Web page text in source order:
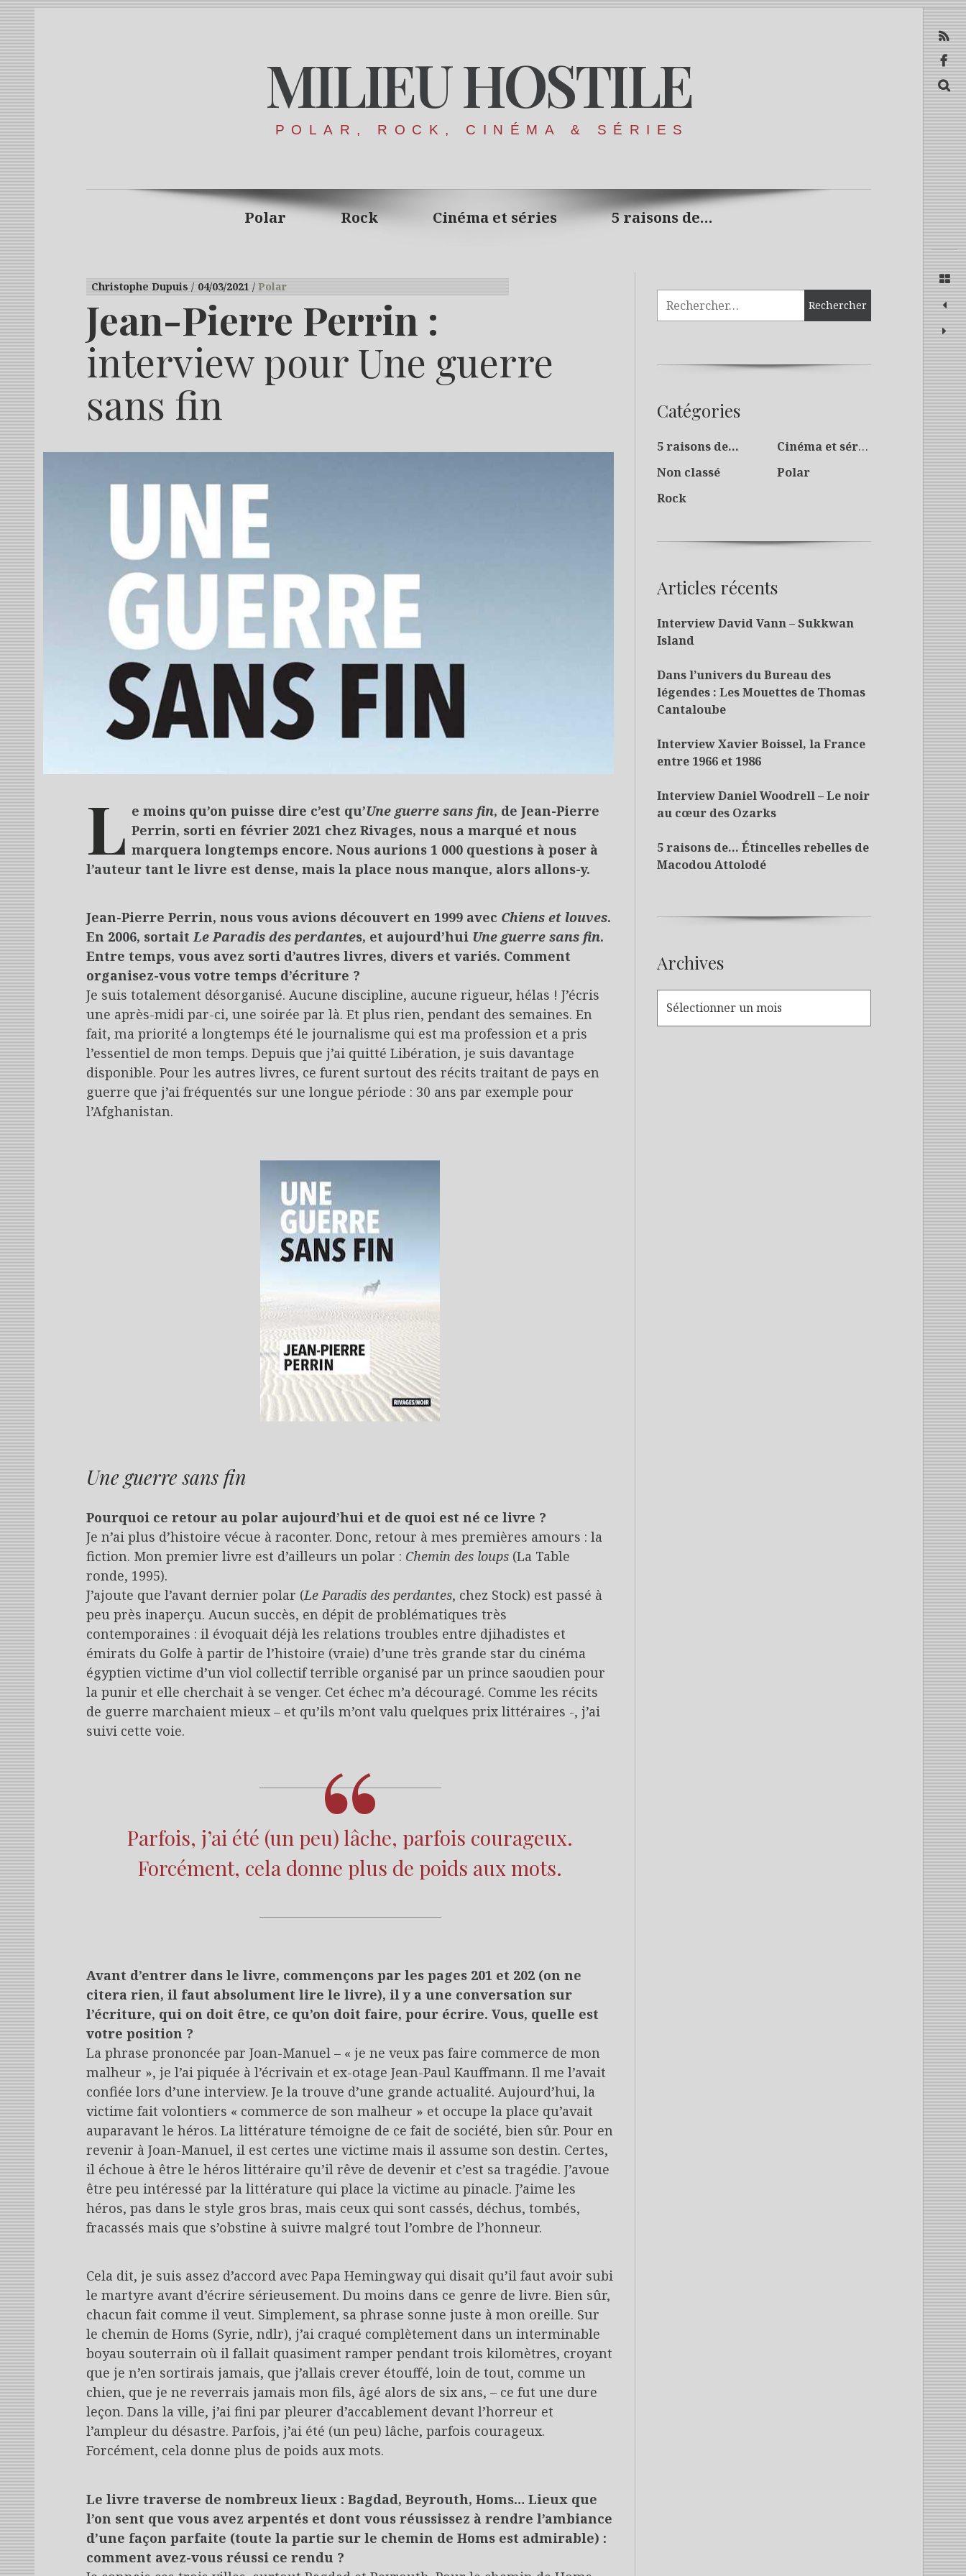
MILIEU HOSTILE
POLAR, ROCK, CINÉMA & SÉRIES
Polar Rock Cinéma et séries 5 raisons de…
Christophe Dupuis 04/03/2021 Polar
Jean-Pierre Perrin :
interview pour Une guerre
sans fin
L e moins qu’on puisse dire c’est qu’Une guerre sans fin, de Jean-Pierre
Perrin, sorti en février 2021 chez Rivages, nous a marqué et nous
marquera longtemps encore. Nous aurions 1 000 questions à poser à
l’auteur tant le livre est dense, mais la place nous manque, alors allons-y.
Jean-Pierre Perrin, nous vous avions découvert en 1999 avec Chiens et louves.
En 2006, sortaitLe Paradis des perdantes, et aujourd’hui Une guerre sans fin.
Entre temps, vous avez sorti d’autres livres, divers et variés. Comment
organisez-vous votre temps d’écriture ?
Je suis totalement désorganisé. Aucune discipline, aucune rigueur, hélas ! J’écris
une après-midi par-ci, une soirée par là. Et plus rien, pendant des semaines. En
fait, ma priorité a longtemps été le journalisme qui est ma profession et a pris
l’essentiel de mon temps. Depuis que j’ai quitté Libération, je suis davantage
disponible. Pour les autres livres, ce furent surtout des récits traitant de pays en
guerre que j’ai fréquentés sur une longue période : 30 ans par exemple pour
l’Afghanistan.
Une guerre sans fin
Pourquoi ce retour au polar aujourd’hui et de quoi est né ce livre ?
Je n’ai plus d’histoire vécue à raconter. Donc, retour à mes premières amours : la
fiction. Mon premier livre est d’ailleurs un polar : Chemin des loups (La Table
ronde, 1995).
J’ajoute que l’avant dernier polar (Le Paradis des perdantes, chez Stock) est passé à
peu près inaperçu. Aucun succès, en dépit de problématiques très
contemporaines : il évoquait déjà les relations troubles entre djihadistes et
émirats du Golfe à partir de l’histoire (vraie) d’une très grande star du cinéma
égyptien victime d’un viol collectif terrible organisé par un prince saoudien pour
la punir et elle cherchait à se venger. Cet échec m’a découragé. Comme les récits
de guerre marchaient mieux – et qu’ils m’ont valu quelques prix littéraires -, j’ai
suivi cette voie.
Parfois, j’ai été (un peu) lâche, parfois courageux.
Forcément, cela donne plus de poids aux mots.
Avant d’entrer dans le livre, commençons par les pages 201 et 202 (on ne
citera rien, il faut absolument lire le livre), il y a une conversation sur
l’écriture, qui on doit être, ce qu’on doit faire, pour écrire. Vous, quelle est
votre position ?
La phrase prononcée par Joan-Manuel – « je ne veux pas faire commerce de mon
malheur », je l’ai piquée à l’écrivain et ex-otage Jean-Paul Kauffmann. Il me l’avait
confiée lors d’une interview. Je la trouve d’une grande actualité. Aujourd’hui, la
victime fait volontiers « commerce de son malheur » et occupe la place qu’avait
auparavant le héros. La littérature témoigne de ce fait de société, bien sûr. Pour en
revenir à Joan-Manuel, il est certes une victime mais il assume son destin. Certes,
il échoue à être le héros littéraire qu’il rêve de devenir et c’est sa tragédie. J’avoue
être peu intéressé par la littérature qui place la victime au pinacle. J’aime les
héros, pas dans le style gros bras, mais ceux qui sont cassés, déchus, tombés,
fracassés mais que s’obstine à suivre malgré tout l’ombre de l’honneur.
Cela dit, je suis assez d’accord avec Papa Hemingway qui disait qu’il faut avoir subi
le martyre avant d’écrire sérieusement. Du moins dans ce genre de livre. Bien sûr,
chacun fait comme il veut. Simplement, sa phrase sonne juste à mon oreille. Sur
le chemin de Homs (Syrie, ndlr), j’ai craqué complètement dans un interminable
boyau souterrain où il fallait quasiment ramper pendant trois kilomètres, croyant
que je n’en sortirais jamais, que j’allais crever étouffé, loin de tout, comme un
chien, que je ne reverrais jamais mon fils, âgé alors de six ans, – ce fut une dure
leçon. Dans la ville, j’ai fini par pleurer d’accablement devant l’horreur et
l’ampleur du désastre. Parfois, j’ai été (un peu) lâche, parfois courageux.
Forcément, cela donne plus de poids aux mots.
Le livre traverse de nombreux lieux : Bagdad, Beyrouth, Homs… Lieux que
l’on sent que vous avez arpentés et dont vous réussissez à rendre l’ambiance
d’une façon parfaite (toute la partie sur le chemin de Homs est admirable) :
comment avez-vous réussi ce rendu ?
Catégories
5 raisons de…
Cinéma et séries
Non classé
Polar
Rock
Articles récents
Interview David Vann – Sukkwan
Island
Dans l’univers du Bureau des
légendes : Les Mouettes de Thomas
Cantaloube
Interview Xavier Boissel, la France
entre 1966 et 1986
Interview Daniel Woodrell – Le noir
au cœur des Ozarks
5 raisons de… Étincelles rebelles de
Macodou Attolodé
Archives
RSS
Facebook
Recerca